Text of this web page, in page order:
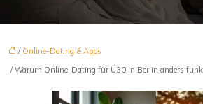
/ Online-Dating & Apps
/ Warum Online-Dating für Ü30 in Berlin anders